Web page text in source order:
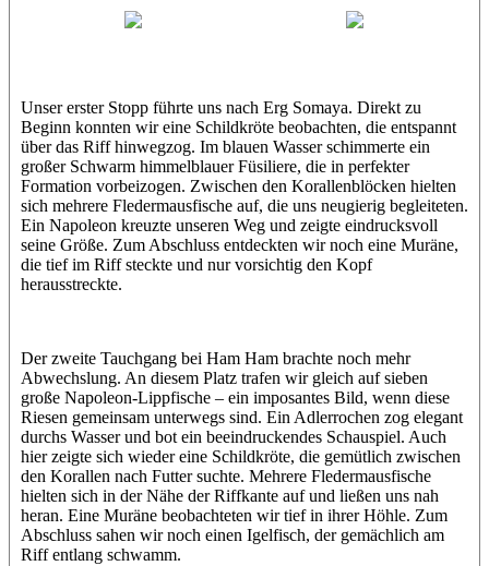
Unser erster Stopp führte uns nach Erg Somaya. Direkt zu
Beginn konnten wir eine Schildkröte beobachten, die entspannt
über das Riff hinwegzog. Im blauen Wasser schimmerte ein
großer Schwarm himmelblauer Füsiliere, die in perfekter
Formation vorbeizogen. Zwischen den Korallenblöcken hielten
sich mehrere Fledermausfische auf, die uns neugierig begleiteten.
Ein Napoleon kreuzte unseren Weg und zeigte eindrucksvoll
seine Größe. Zum Abschluss entdeckten wir noch eine Muräne,
die tief im Riff steckte und nur vorsichtig den Kopf
herausstreckte.
Der zweite Tauchgang bei Ham Ham brachte noch mehr
Abwechslung. An diesem Platz trafen wir gleich auf sieben
große Napoleon-Lippfische – ein imposantes Bild, wenn diese
Riesen gemeinsam unterwegs sind. Ein Adlerrochen zog elegant
durchs Wasser und bot ein beeindruckendes Schauspiel. Auch
hier zeigte sich wieder eine Schildkröte, die gemütlich zwischen
den Korallen nach Futter suchte. Mehrere Fledermausfische
hielten sich in der Nähe der Riffkante auf und ließen uns nah
heran. Eine Muräne beobachteten wir tief in ihrer Höhle. Zum
Abschluss sahen wir noch einen Igelfisch, der gemächlich am
Riff entlang schwamm.